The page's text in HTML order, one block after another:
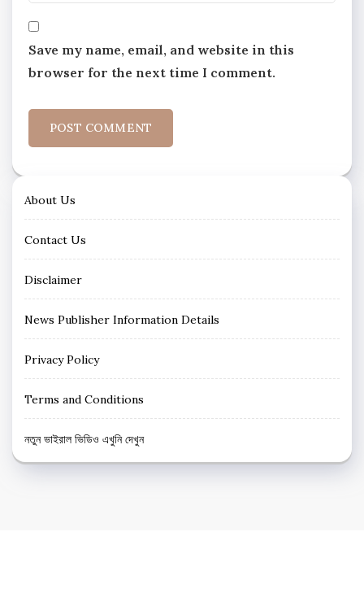
Save my name, email, and website in this
browser for the next time I comment.
About Us
Contact Us
Disclaimer
News Publisher Information Details
Privacy Policy
Terms and Conditions
নতুন ভাইরাল ভিডিও এখুনি দেখুন